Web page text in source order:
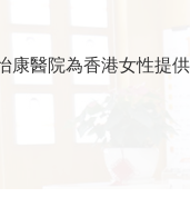
康醫院為香港女性提